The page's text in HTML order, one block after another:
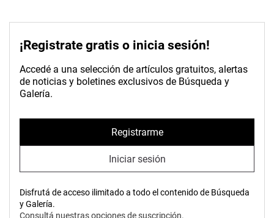
¡Registrate gratis o inicia sesión!
Accedé a una selección de artículos gratuitos, alertas
de noticias y boletines exclusivos de Búsqueda y
Galería.
Registrarme
Iniciar sesión
Disfrutá de acceso ilimitado a todo el contenido de Búsqueda
y Galería.
Consultá nuestras opciones de suscripción.